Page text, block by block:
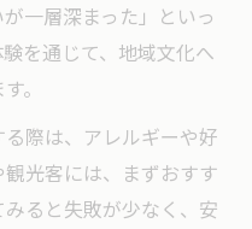
一層深まった」といっ
を通じて、地域文化へ
。
際は、アレルギーや好
光客には、まずおすす
ると失敗が少なく、安